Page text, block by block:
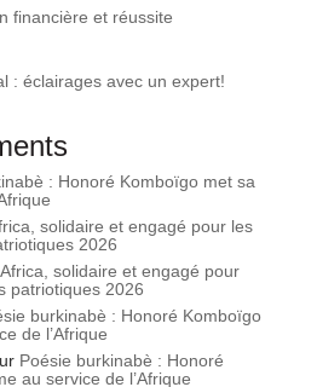
financière et réussite
: éclairages avec un expert!
: Honoré Komboïgo met sa
solidaire et engagé pour les
2026
solidaire et engagé pour
patriotiques 2026
burkinabè : Honoré Komboïgo
de l’Afrique
Poésie burkinabè : Honoré
au service de l’Afrique